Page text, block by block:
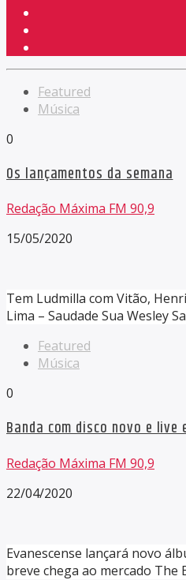
Featured
Música
0
Os lançamentos da semana
Redação Máxima FM 90,9
15/05/2020
Tem Ludmilla com Vitão,
Lima – Saudade Sua Wesley
Featured
Música
0
Banda com disco novo e live
Redação Máxima FM 90,9
22/04/2020
Evanescense lançará novo
breve chega ao mercado